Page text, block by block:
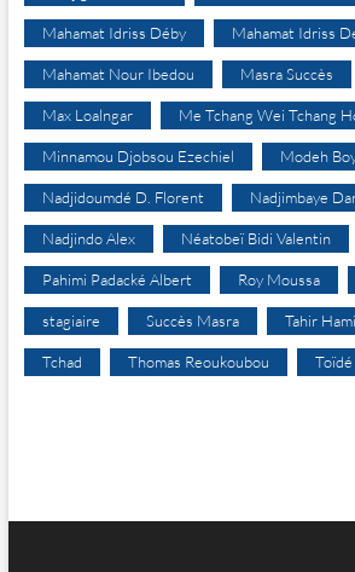
Mahamat Idriss Déby Mahamat Idriss
Mahamat Nour Ibedou Masra Succès
Max Loalngar Me Tchang Wei Tchang
Minnamou Djobsou Ezechiel Modeh
Nadjidoumdé D. Florent Nadjimbaye
Nadjindo Alex Néatobeï Bidi Valentin
Pahimi Padacké Albert Roy Moussa
stagiaire Succès Masra Tahir
Tchad Thomas Reoukoubou Toïdé